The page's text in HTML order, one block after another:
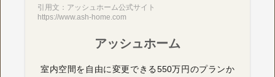
引用文：アッシュホーム公式サイト
https://www.ash-home.com
アッシュホーム
室内空間を自由に変更できる550万円のプランか